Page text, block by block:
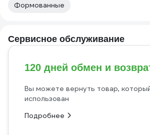
Формованные
Сервисное обслуживание
120 дней обмен и
Вы можете вернуть товар,
использован
Подробнее